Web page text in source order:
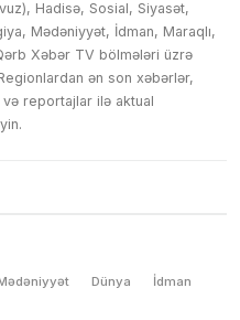
Hadisə, Sosial, Siyasət,
Mədəniyyət, İdman, Maraqlı,
Xəbər TV bölmələri üzrə
ən son xəbərlər,
reportajlar ilə aktual
Dünya İdman